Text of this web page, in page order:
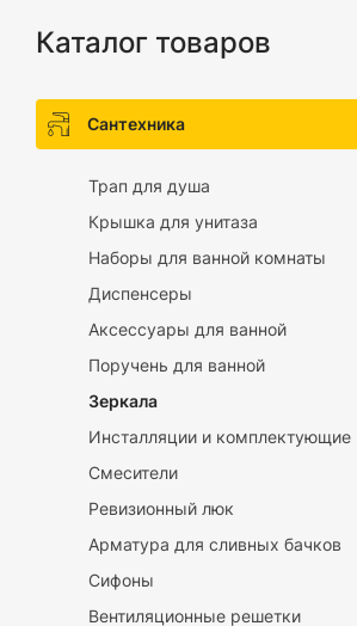
Каталог товаров
Сантехника
Трап для душа
Крышка для унитаза
Наборы для ванной комнаты
Диспенсеры
Аксессуары для ванной
Поручень для ванной
Зеркала
Инсталляции и комплектующие
Смесители
Ревизионный люк
Арматура для сливных бачков
Сифоны
Вентиляционные решетки